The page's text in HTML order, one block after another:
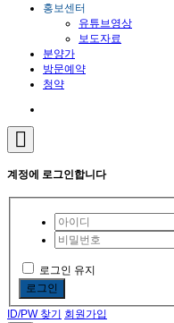
홍보센터
유튜브영상
보도자료
분양가
방문예약
청약
계정에 로그인합니다
로그인 유지
로그인
ID/PW 찾기 회원가입